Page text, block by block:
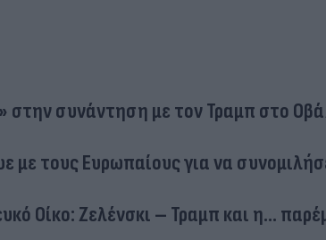
στην συνάντηση με τον Τραμπ στο
με τους Ευρωπαίους για να
Οίκο: Ζελένσκι – Τραμπ και η…